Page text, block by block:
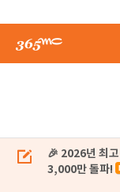
🎉 2026년 최
3,000만 돌파!